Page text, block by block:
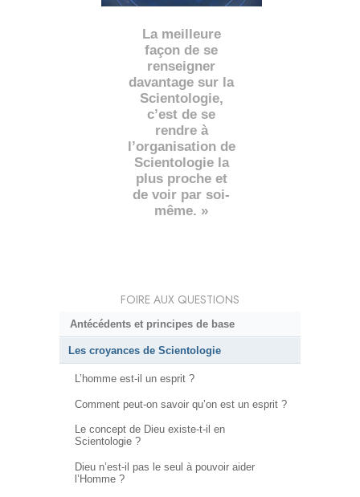
La meilleure
façon de se
renseigner
davantage sur la
Scientologie,
c’est de se
rendre à
l’organisation de
Scientologie la
plus proche et
de voir par soi-
même. »
FOIRE AUX QUESTIONS
Antécédents et principes de base
Les croyances de Scientologie
L’homme est-il un esprit ?
Comment peut-on savoir qu’on est un esprit ?
Le concept de Dieu existe-t-il en
Scientologie ?
Dieu n’est-il pas le seul à pouvoir aider
l’Homme ?